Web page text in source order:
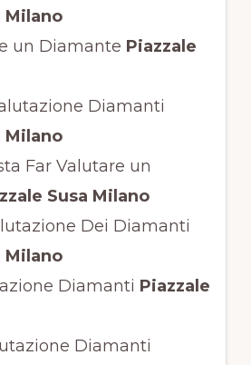
Milano
un Diamante Piazzale
Diamanti
Milano
Far Valutare un
Susa Milano
Dei Diamanti
Milano
Diamanti Piazzale
Diamanti